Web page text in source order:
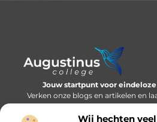
Wij hechten veel
Jouw startpunt voor
Verken onze blogs en artikelen en
wereld vol